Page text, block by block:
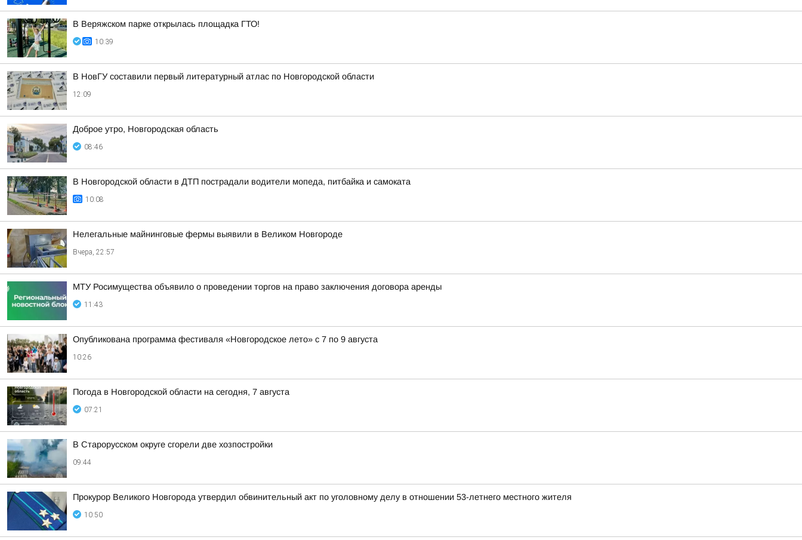
В Веряжском парке открылась площадка ГТО!
10:39
В НовГУ составили первый литературный атлас по Новгородской области
12:09
Доброе утро, Новгородская область
08:46
В Новгородской области в ДТП пострадали водители мопеда, питбайка и самоката
10:08
Нелегальные майнинговые фермы выявили в Великом Новгороде
Вчера, 22:57
МТУ Росимущества объявило о проведении торгов на право заключения договора аренды
11:43
Опубликована программа фестиваля «Новгородское лето» с 7 по 9 августа
10:26
Погода в Новгородской области на сегодня, 7 августа
07:21
В Старорусском округе сгорели две хозпостройки
09:44
Прокурор Великого Новгорода утвердил обвинительный акт по уголовному делу в отношении 53-летнего местного жителя
10:50